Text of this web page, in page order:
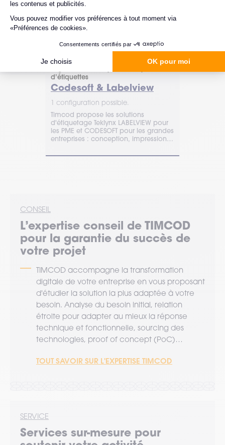
Teklynx
d’étiquettes
Codesoft & Labelview
1 configuration possible.
Timcod propose les solutions
d'étiquetage Teklynx LABELVIEW pour
les PME et CODESOFT pour les grandes
entreprises : conception, impression
Loftware
CONSEIL
L’expertise conseil de TIMCOD
pour la garantie du succès de
votre projet
TIMCOD accompagne la transformation
digitale de votre entreprise en vous proposant
d'étudier la solution la plus adaptée à votre
besoin. Analyse du besoin initial, relation
étroite pour adapter au mieux la réponse
technique et fonctionnelle, sourcing des
technologies, proof of concept (PoC)…
TOUT SAVOIR SUR L'EXPERTISE TIMCOD
SERVICE
Services sur-mesure pour